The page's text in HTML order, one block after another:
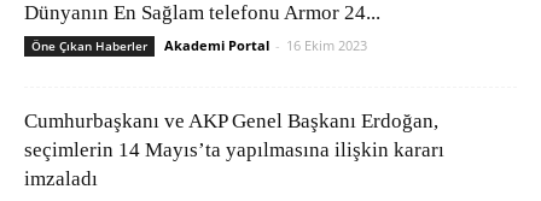
Dünyanın En Sağlam telefonu Armor 24...
Öne Çıkan Haberler Akademi Portal - 16 Ekim 2023
Cumhurbaşkanı ve AKP Genel Başkanı Erdoğan,
seçimlerin 14 Mayıs’ta yapılmasına ilişkin kararı
imzaladı